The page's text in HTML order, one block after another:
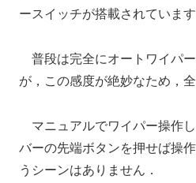
ースイッチが搭載されています
普段は完全にオートワイパ
が，この感度が絶妙なため，
マニュアルでワイパー操作
バーの先端ボタンを押せば操
うシーンはありません．